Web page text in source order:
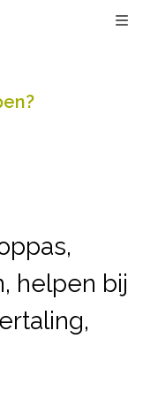
helpen bij